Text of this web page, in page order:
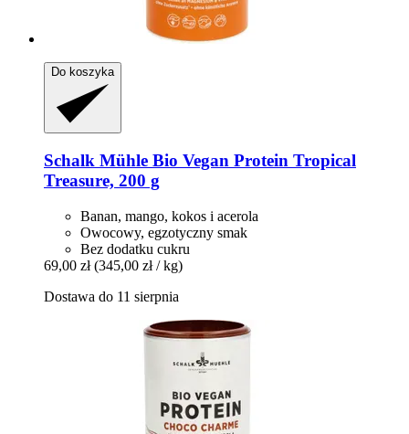
Do koszyka
Schalk Mühle Bio Vegan Protein Tropical
Treasure, 200 g
Banan, mango, kokos i acerola
Owocowy, egzotyczny smak
Bez dodatku cukru
69,00 zł (345,00 zł / kg)
Dostawa do 11 sierpnia